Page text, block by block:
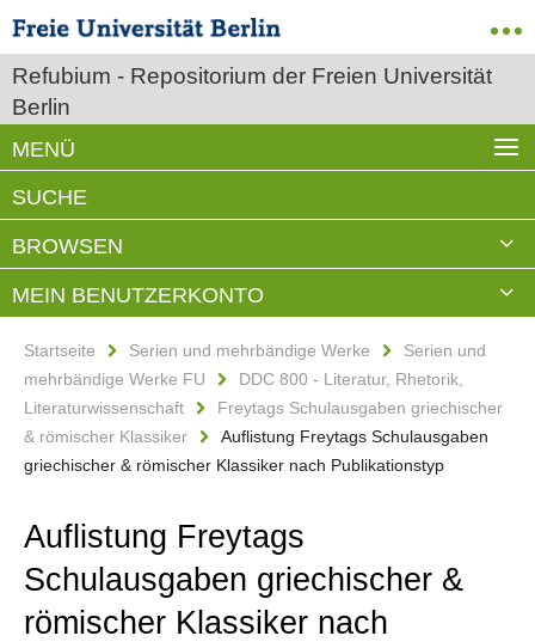
Refubium - Repositorium der Freien Universität
Berlin
MENÜ
SUCHE
BROWSEN
MEIN BENUTZERKONTO
Startseite Serien und mehrbändige Werke
Serien und
mehrbändige Werke FU
DDC 800 - Literatur, Rhetorik,
Literaturwissenschaft
Freytags Schulausgaben griechischer
& römischer Klassiker
Auflistung Freytags Schulausgaben
griechischer & römischer Klassiker nach Publikationstyp
Auflistung Freytags
Schulausgaben griechischer &
römischer Klassiker nach